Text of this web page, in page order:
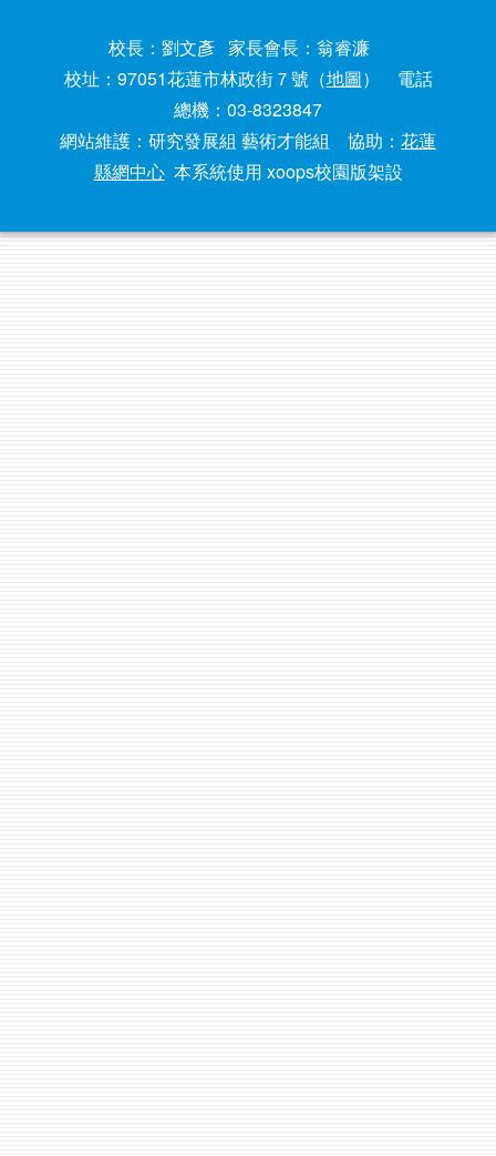
校長：劉文彥 家長會長：翁睿濂
校址：97051花蓮市林政街７號（地圖） 電話
總機：03-8323847
網站維護：研究發展組 藝術才能組 協助： 花蓮
縣網中心本系統使用 xoops校園版架設